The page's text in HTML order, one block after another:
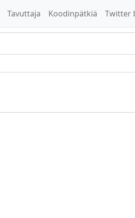
Tavuttaja Koodinpätkiä Twitter